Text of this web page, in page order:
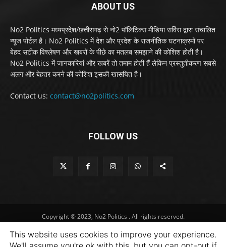
ABOUT US
No2 Politics मध्यप्रदेश/छत्तीसगढ़ से नो2 पॉलिटिक्स मीडिया सर्विस द्वारा संचालित
न्यूज पोर्टल है। No2 Politics में देश और प्रदेश के राजनीतिक घटनाक्रमों पर
बेहद सटीक विश्लेषण और खबरों के पीछे का मतलब समझाने की कोशिश होती है।
No2 Politics में जानकारियां और खबरें तो तमाम होती हैं लेकिन प्रस्तुतीकरण सबसे
अलग और बेहतर करने की कोशिश इसकी खासयित है।
Contact us: contact@no2politics.com
FOLLOW US
Copyright © 2023, No2 Politics . All rights reserved.
This website uses cookies to improve your experience.